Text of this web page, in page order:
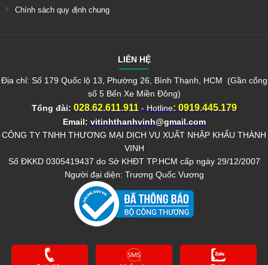
Chính sách quy định chung
LIÊN HỆ
Địa chỉ: Số 179 Quốc lộ 13, Phường 26, Bình Thạnh, HCM (Gần cổng
số 5 Bến Xe Miền Đông)
Tổng đài: 028.62.611.911 - Hotline: 0919.445.179
Email: vitinhthanhvinh@gmail.com
CÔNG TY TNHH THƯƠNG MẠI DỊCH VỤ XUẤT NHẬP KHẨU THÀNH
VINH
Số ĐKKD 0305419437 do Sở KHĐT TP.HCM cấp ngày 29/12/2007
Người đại diện: Trương Quốc Vương